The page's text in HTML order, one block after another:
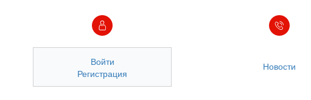
Войти
Регистрация
Новости